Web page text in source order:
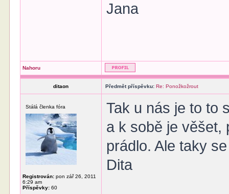
Jana
Nahoru
ditaon Předmět příspěvku: Re: Ponožkožrout
Stálá členka fóra
Registrován: pon zář 26, 2011
6:29 am
Příspěvky: 60
Tak u nás je to to
a k sobě je věšet,
prádlo. Ale taky
Dita